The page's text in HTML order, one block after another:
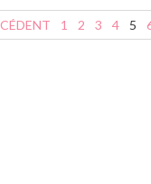
1 2 3 4 5